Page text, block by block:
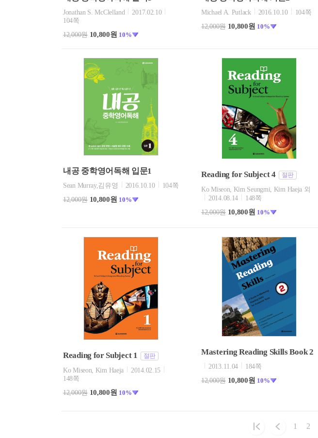
Jonathan S. McClelland
2017.02.10
104쪽
12,000원 10,800원 10%
Michael A. Putlack 2016.10.10
104쪽
12,000원 10,800원 10%
내공 중학영어독해 입문1
Sean Murray,김유영 2016.10.10
104쪽
12,000원 10,800원 10%
Reading for Subject 4
절판
Ko Miseon, Kim Seungmi, Kim Haeja 외
2014.08.14
148쪽
12,000원 10,800원 10%
Reading for Subject 1
절판
Ko Miseon, Kim Haeja
2014.02.15
148쪽
12,000원 10,800원 10%
Mastering Reading Skills Book 2
2013.11.04
184쪽
12,000원 10,800원 10%
1 2